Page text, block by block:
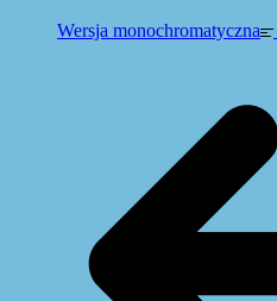
Wersja monochromatyczna